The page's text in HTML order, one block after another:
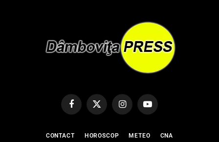
FacebookX
(Twitter)
InstagramYouTube
CONTACT HOROSCOP METEO CNA